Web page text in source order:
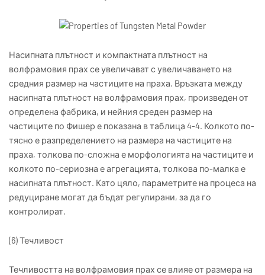
Насипната плътност и компактната плътност на
волфрамовия прах се увеличават с увеличаването на
средния размер на частиците на праха. Връзката между
насипната плътност на волфрамовия прах, произведен от
определена фабрика, и нейния среден размер на
частиците по Фишер е показана в таблица 4-4. Колкото по-
тясно е разпределението на размера на частиците на
праха, толкова по-сложна е морфологията на частиците и
колкото по-сериозна е агрегацията, толкова по-малка е
насипната плътност. Като цяло, параметрите на процеса на
редуциране могат да бъдат регулирани, за да го
контролират.
(6) Течливост
Течливостта на волфрамовия прах се влияе от размера на